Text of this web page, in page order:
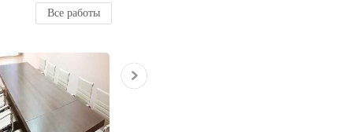
Все работы